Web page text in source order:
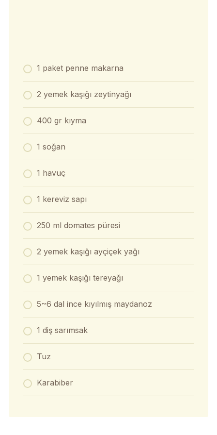
1 paket penne makarna
2 yemek kaşığı zeytinyağı
400 gr kıyma
1 soğan
1 havuç
1 kereviz sapı
250 ml domates püresi
2 yemek kaşığı ayçiçek yağı
1 yemek kaşığı tereyağı
5~6 dal ince kıyılmış maydanoz
1 diş sarımsak
Tuz
Karabiber